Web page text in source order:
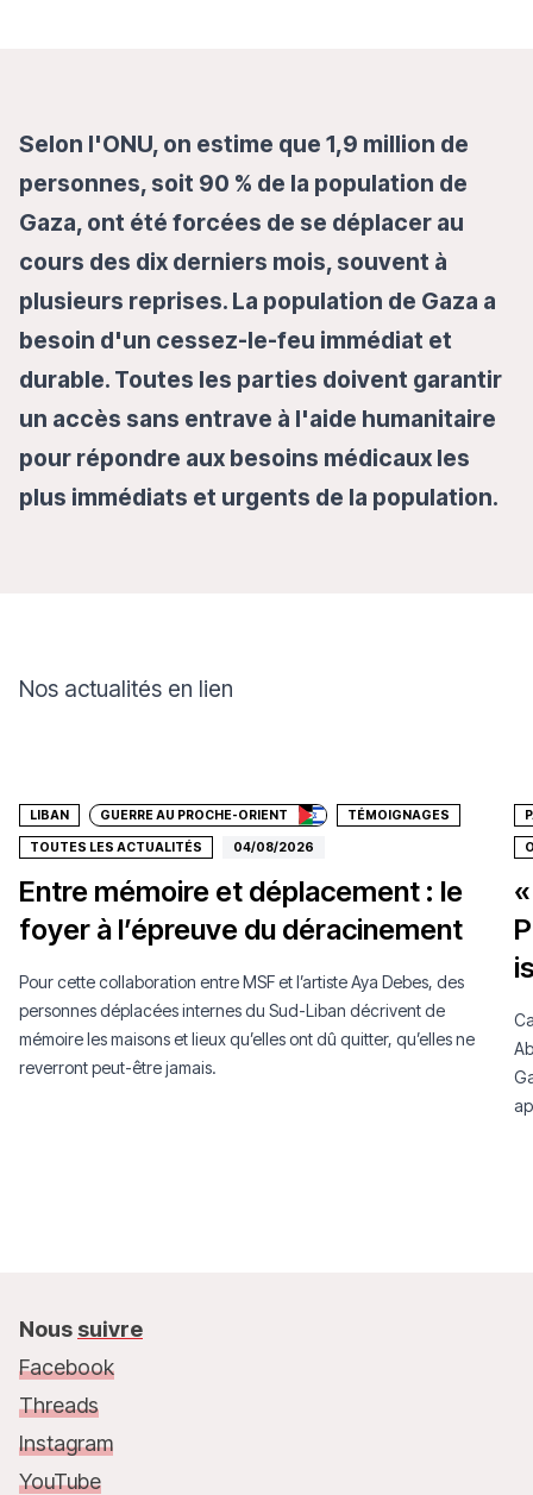
Selon l'ONU, on estime que 1,9 million de
personnes, soit 90 % de la population de
Gaza, ont été forcées de se déplacer au
cours des dix derniers mois, souvent à
plusieurs reprises. La population de Gaza a
besoin d'un cessez-le-feu immédiat et
durable. Toutes les parties doivent garantir
un accès sans entrave à l'aide humanitaire
pour répondre aux besoins médicaux les
plus immédiats et urgents de la population.
Nos actualités en lien
LIBAN GUERRE AU PROCHE-ORIENT TÉMOIGNAGES
TOUTES LES ACTUALITÉS 04/08/2026
Entre mémoire et déplacement : le
foyer à l’épreuve du déracinement
Pour cette collaboration entre MSF et l’artiste Aya Debes, des
personnes déplacées internes du Sud-Liban décrivent de
mémoire les maisons et lieux qu’elles ont dû quitter, qu’elles ne
reverront peut-être jamais.
Nous suivre
Facebook
Threads
Instagram
YouTube